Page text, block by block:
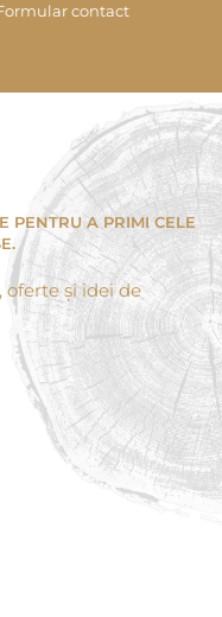
contact
PENTRU A PRIMI CELE
și idei de